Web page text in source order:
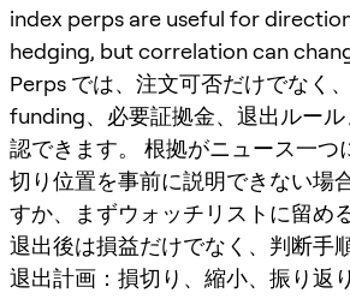
index perps are useful for
hedging, but correlation can
Perps では、注文可否だけでなく、
funding、必要証拠金、退出ルー
認できます。 根拠がニュース一つ
切り位置を事前に説明できない場
すか、まずウォッチリストに留め
退出後は損益だけでなく、判断手
退出計画：損切り、縮小、振り返り